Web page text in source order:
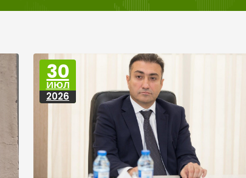
30
ИЮЛ
2026